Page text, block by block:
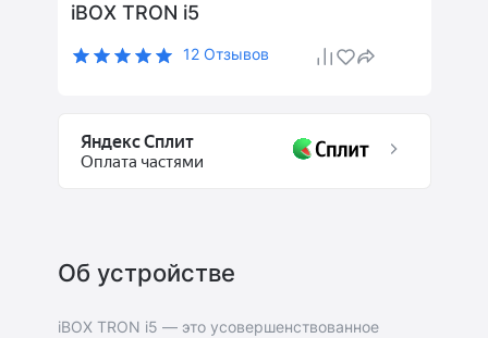
iBOX TRON i5
12 Отзывов
Яндекс Сплит
Оплата частями
Об устройстве
iBOX TRON i5 — это усовершенствованное